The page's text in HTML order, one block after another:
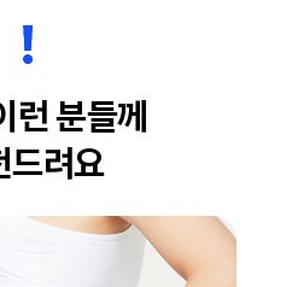
런 분들께
드려요